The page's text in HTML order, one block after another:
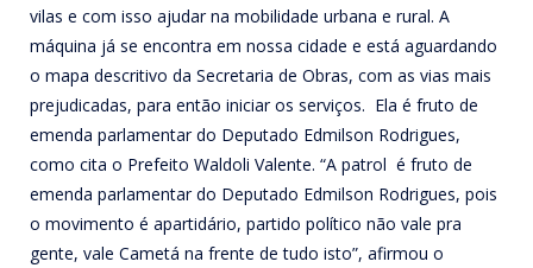
vilas e com isso ajudar na mobilidade urbana e rural. A
máquina já se encontra em nossa cidade e está aguardando
o mapa descritivo da Secretaria de Obras, com as vias mais
prejudicadas, para então iniciar os serviços. Ela é fruto de
emenda parlamentar do Deputado Edmilson Rodrigues,
como cita o Prefeito Waldoli Valente. “A patrol é fruto de
emenda parlamentar do Deputado Edmilson Rodrigues, pois
o movimento é apartidário, partido político não vale pra
gente, vale Cametá na frente de tudo isto”, afirmou o